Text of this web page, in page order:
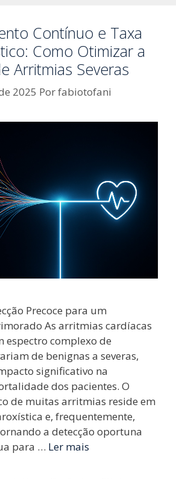
Contínuo e Taxa
Como Otimizar a
Arritmias Severas
2025 Porfabiotofani
Precoce para um
As arritmias cardíacas
espectro complexo de
de benignas a severas,
significativo na
dos pacientes. O
de muitas arritmias reside em
e, frequentemente,
a detecção oportuna
para … Ler mais